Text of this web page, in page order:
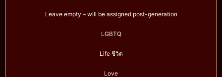
Leave empty – will be assigned post-generation
LGBTQ
Life ชีวิต
Love